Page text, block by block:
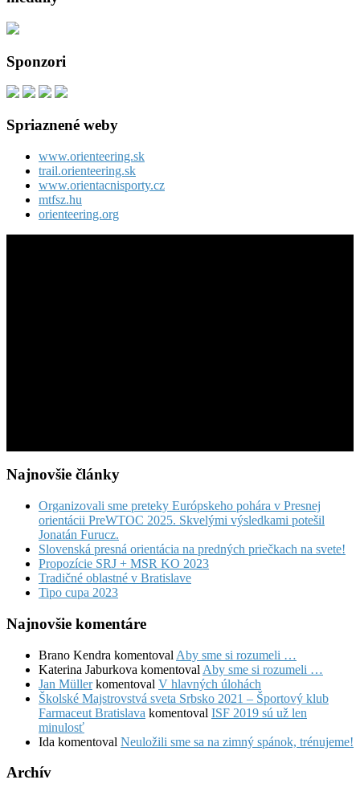
Sponzori
Spriaznené weby
www.orienteering.sk
trail.orienteering.sk
www.orientacnisporty.cz
mtfsz.hu
orienteering.org
Najnovšie články
Organizovali sme preteky Európskeho pohára v Presnej
orientácii PreWTOC 2025. Skvelými výsledkami potešil
Jonatán Furucz.
Slovenská presná orientácia na predných priečkach na svete!
Propozície SRJ + MSR KO 2023
Tradičné oblastné v Bratislave
Tipo cupa 2023
Najnovšie komentáre
Brano Kendra komentoval Aby sme si rozumeli …
Katerina Jaburkova komentoval Aby sme si rozumeli …
Jan Müllerkomentoval V hlavných úlohách
Školské Majstrovstvá sveta Srbsko 2021 – Športový klub
Farmaceut Bratislava komentoval ISF 2019 sú už len
minulosť
Ida komentoval Neuložili sme sa na zimný spánok, trénujeme!
Archív